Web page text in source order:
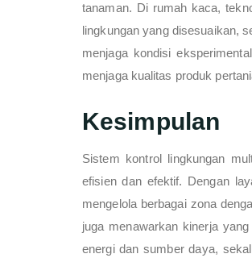
tanaman. Di rumah kaca,
lingkungan yang disesuaikan,
menjaga kondisi
menjaga kualitas produk
Kesimpulan
Sistem kontrol lingkungan
efisien dan efektif. Dengan
mengelola berbagai zona
juga menawarkan kinerja
energi dan sumber daya,